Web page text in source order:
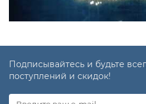
Подписывайтесь и будьте
поступлений и скидок!